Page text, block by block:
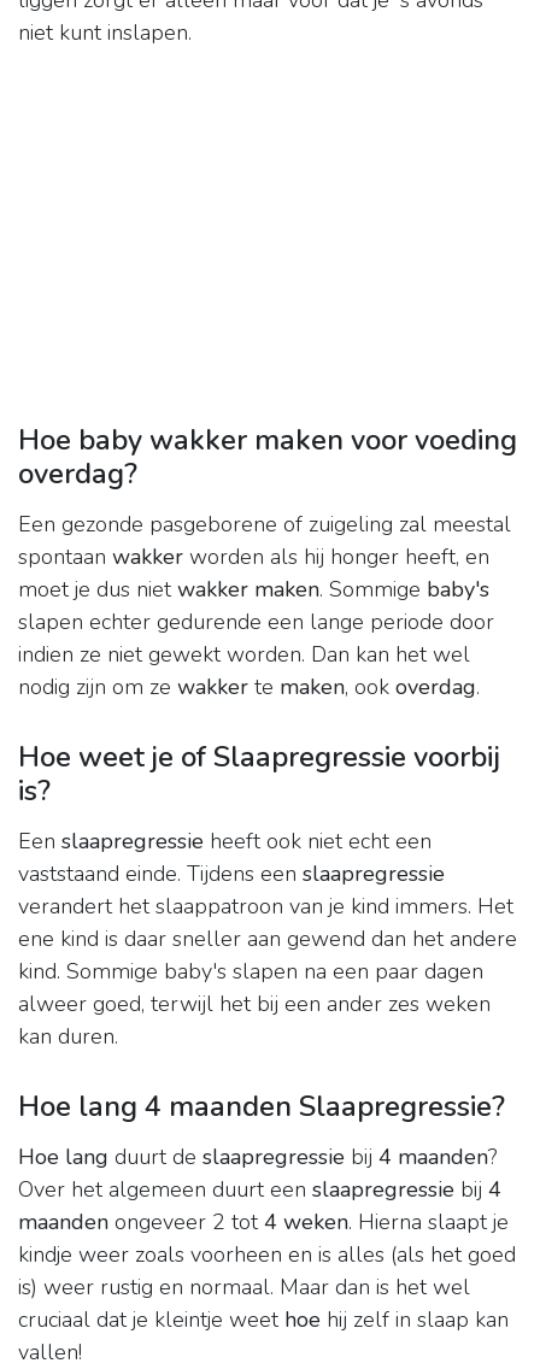
niet kunt inslapen.
Hoe baby wakker maken voor voeding
overdag?
Een gezonde pasgeborene of zuigeling zal meestal
spontaan wakker worden als hij honger heeft, en
moet je dus nietwakker maken. Sommige baby's
slapen echter gedurende een lange periode door
indien ze niet gewekt worden. Dan kan het wel
nodig zijn om ze wakker te maken, ook overdag.
Hoe weet je of Slaapregressie voorbij
is?
Een slaapregressie heeft ook niet echt een
vaststaand einde. Tijdens een slaapregressie
verandert het slaappatroon van je kind immers. Het
ene kind is daar sneller aan gewend dan het andere
kind. Sommige baby's slapen na een paar dagen
alweer goed, terwijl het bij een ander zes weken
kan duren.
Hoe lang 4 maanden Slaapregressie?
Hoe lang duurt de slaapregressie bij 4 maanden?
Over het algemeen duurt een slaapregressie bij 4
maanden ongeveer 2 tot4 weken. Hierna slaapt je
kindje weer zoals voorheen en is alles (als het goed
is) weer rustig en normaal. Maar dan is het wel
cruciaal dat je kleintje weet hoe hij zelf in slaap kan
vallen!